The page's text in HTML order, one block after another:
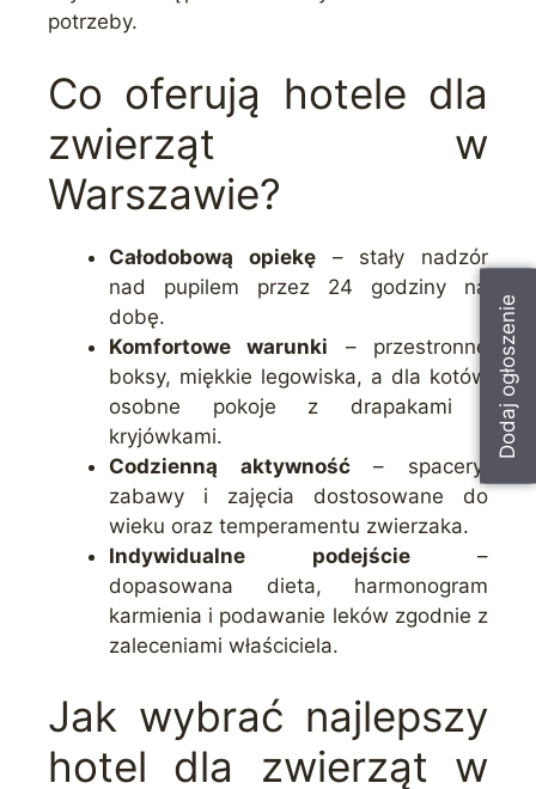
Dodaj ogłoszenie
potrzeby.
Co oferują hotele dla
zwierząt w
Warszawie?
Całodobową opiekę– stały nadzór
nad pupilem przez 24 godziny na
dobę.
Komfortowe warunki – przestronne
boksy, miękkie legowiska, a dla kotów
osobne pokoje z drapakami i
kryjówkami.
Codzienną aktywność– spacery,
zabawy i zajęcia dostosowane do
wieku oraz temperamentu zwierzaka.
Indywidualne podejście–
dopasowana dieta, harmonogram
karmienia i podawanie leków zgodnie z
zaleceniami właściciela.
Jak wybrać najlepszy
hotel dla zwierząt w